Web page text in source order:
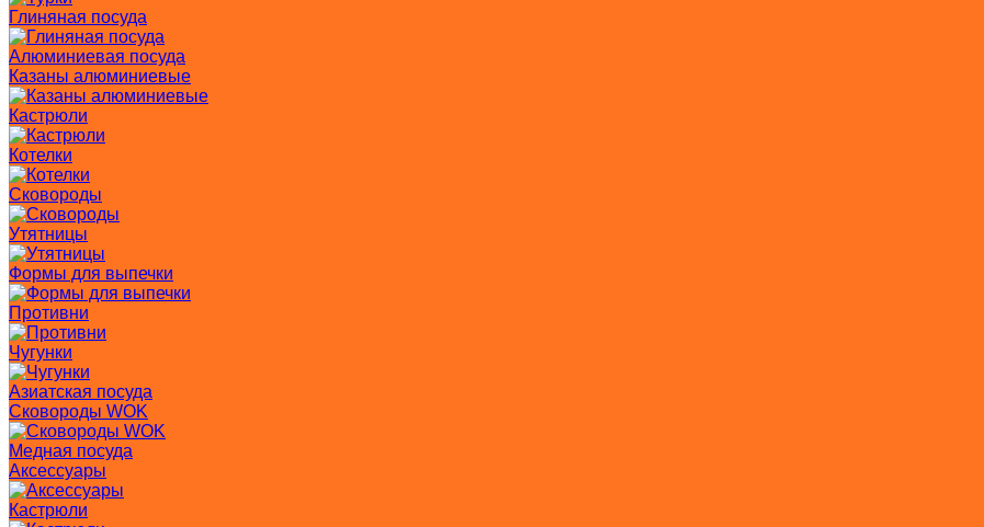
Глиняная посуда
Алюминиевая посуда
Казаны алюминиевые
Кастрюли
Котелки
Сковороды
Утятницы
Формы для выпечки
Противни
Чугунки
Азиатская посуда
Сковороды WOK
Медная посуда
Аксессуары
Кастрюли